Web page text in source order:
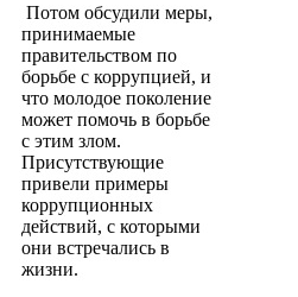
Потом обсудили меры,
принимаемые
правительством по
борьбе с коррупцией, и
что молодое поколение
может помочь в борьбе
с этим злом.
Присутствующие
привели примеры
коррупционных
действий, с которыми
они встречались в
жизни.